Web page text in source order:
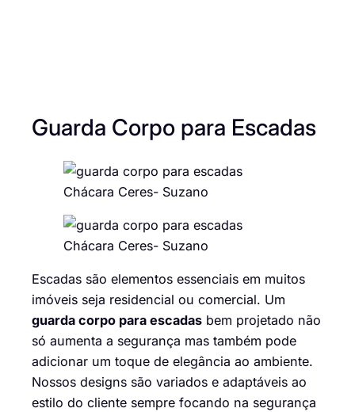
Guarda Corpo para Escadas
Escadas são elementos essenciais em muitos
imóveis seja residencial ou comercial. Um
guarda corpo para escadas bem projetado não
só aumenta a segurança mas também pode
adicionar um toque de elegância ao ambiente.
Nossos designs são variados e adaptáveis ao
estilo do cliente sempre focando na segurança